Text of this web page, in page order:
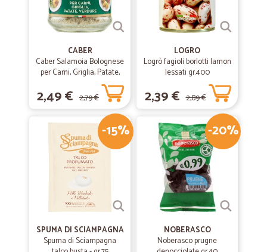
CABER
Caber Salamoia Bolognese
per Carni, Griglia, Patate,
Verdure 200 gr.
2,49 € 2,79 €
LOGRO
Logrò fagioli borlotti lamon
lessati gr.400
2,39 € 2,89 €
-15%
SPUMA DI SCIAMPAGNA
Spuma di Sciampagna
-20%
NOBERASCO
Noberasco prugne